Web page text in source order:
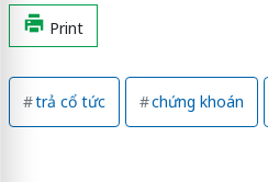
Print
trả cổ tức chứng khoán